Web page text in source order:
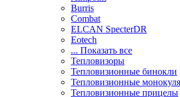
Burris
Combat
ELCAN SpecterDR
Eotech
... Показать все
Тепловизоры
Тепловизионные бинокли
Тепловизионные
Тепловизионные прицелы